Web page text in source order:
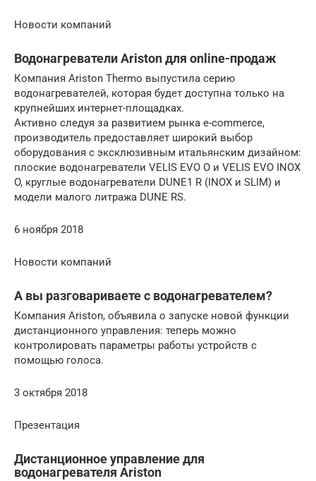
Новости компаний
Водонагреватели Ariston для online-продаж
Компания Ariston Thermo выпустила серию
водонагревателей, которая будет доступна только на
крупнейших интернет-площадках.
Активно следуя за развитием рынка e-commerce,
производитель предоставляет широкий выбор
оборудования с эксклюзивным итальянским дизайном:
плоские водонагреватели VELIS EVO O и VELIS EVO INOX
O, круглые водонагреватели DUNE1 R (INOX и SLIM) и
модели малого литража DUNE RS.
6 ноября 2018
Новости компаний
А вы разговариваете с водонагревателем?
Компания Ariston, объявила о запуске новой функции
дистанционного управления: теперь можно
контролировать параметры работы устройств с
помощью голоса.
3 октября 2018
Презентация
Дистанционное управление для
водонагревателя Ariston